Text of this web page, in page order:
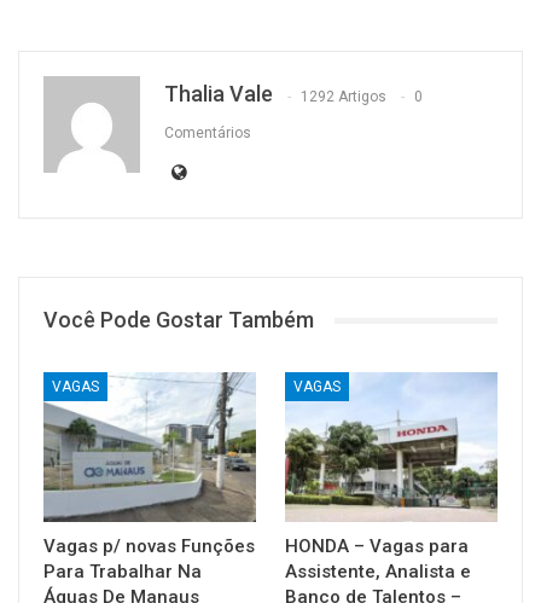
Thalia Vale 1292 Artigos 0
Comentários
Você Pode Gostar Também
VAGAS
Vagas p/ novas Funções
Para Trabalhar Na
Águas De Manaus
VAGAS
HONDA – Vagas para
Assistente, Analista e
Banco de Talentos –